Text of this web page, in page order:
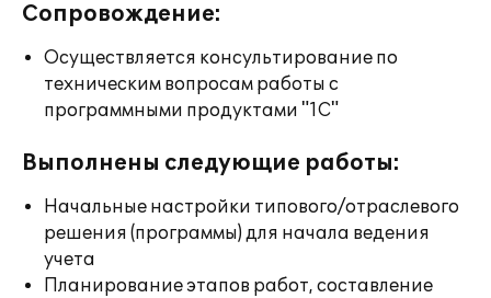
Сопровождение:
Осуществляется консультирование по
техническим вопросам работы с
программными продуктами "1С"
Выполнены следующие работы:
Начальные настройки типового/отраслевого
решения (программы) для начала ведения
учета
Планирование этапов работ, составление